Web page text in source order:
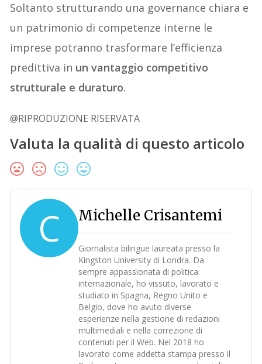
Soltanto strutturando una governance chiara e
un patrimonio di competenze interne le
imprese potranno trasformare l’efficienza
predittiva in un vantaggio competitivo
strutturale e duraturo.
@RIPRODUZIONE RISERVATA
Valuta la qualità di questo articolo
C Michelle Crisantemi
Giornalista bilingue laureata presso la
Kingston University di Londra. Da
sempre appassionata di politica
internazionale, ho vissuto, lavorato e
studiato in Spagna, Regno Unito e
Belgio, dove ho avuto diverse
esperienze nella gestione di redazioni
multimediali e nella correzione di
contenuti per il Web. Nel 2018 ho
lavorato come addetta stampa presso il